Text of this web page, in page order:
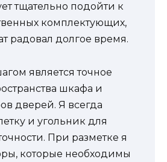
тщательно подойти к
комплектующих,
радовал долгое время.
является точное
шкафа и
дверей. Я всегда
и угольник для
При разметке я
которые необходимы